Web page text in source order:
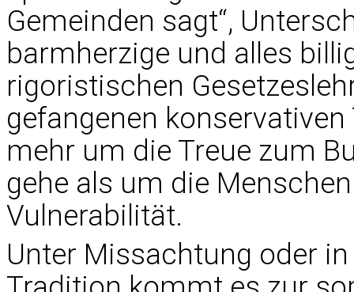
Gemeinden sagt“,
barmherzige und alles
rigoristischen
gefangenen
mehr um die Treue zum
gehe als um die
Vulnerabilität.
Unter Missachtung oder